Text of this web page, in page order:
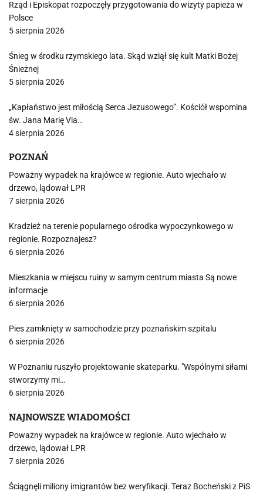
Rząd i Episkopat rozpoczęły przygotowania do wizyty papieża w
Polsce
5 sierpnia 2026
Śnieg w środku rzymskiego lata. Skąd wziął się kult Matki Bożej
Śnieżnej
5 sierpnia 2026
„Kapłaństwo jest miłością Serca Jezusowego”. Kościół wspomina
św. Jana Marię Via…
4 sierpnia 2026
POZNAŃ
Poważny wypadek na krajówce w regionie. Auto wjechało w
drzewo, lądował LPR
7 sierpnia 2026
Kradzież na terenie popularnego ośrodka wypoczynkowego w
regionie. Rozpoznajesz?
6 sierpnia 2026
Mieszkania w miejscu ruiny w samym centrum miasta Są nowe
informacje
6 sierpnia 2026
Pies zamknięty w samochodzie przy poznańskim szpitalu
6 sierpnia 2026
W Poznaniu ruszyło projektowanie skateparku. "Wspólnymi siłami
stworzymy mi…
6 sierpnia 2026
NAJNOWSZE WIADOMOŚCI
Poważny wypadek na krajówce w regionie. Auto wjechało w
drzewo, lądował LPR
7 sierpnia 2026
Ściągnęli miliony imigrantów bez weryfikacji. Teraz Bocheński z PiS